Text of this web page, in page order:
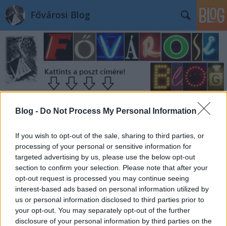
Blog - Do Not Process My Personal Information
If you wish to opt-out of the sale, sharing to third parties, or
processing of your personal or sensitive information for
targeted advertising by us, please use the below opt-out
section to confirm your selection. Please note that after your
opt-out request is processed you may continue seeing
interest-based ads based on personal information utilized by
us or personal information disclosed to third parties prior to
your opt-out. You may separately opt-out of the further
disclosure of your personal information by third parties on the
Fővárosi Blog
Mi épült a Vár oldalában?
fovarosi.blog.hu 2008. július 03.
Ha a Lánchídon keresztül, a 16-os busszal érkezünk
a Várba, a várfal mellett egy új, nagy villaépületre
lelhetünk. A Sándor-palota, a Várszínház, és a talán
lassan már tényleg újjáépülő volt Honvéd
Főparancsnokság szomszédságában Lónyay
Menyhért egykori magyar…